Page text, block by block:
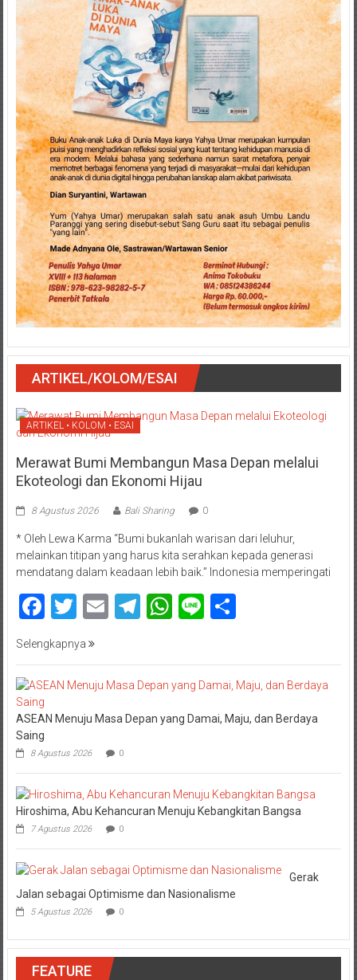
ARTIKEL/KOLOM/ESAI
ARTIKEL • KOLOM • ESAI
Merawat Bumi Membangun Masa Depan melalui
Ekoteologi dan Ekonomi Hijau
8 Agustus 2026 Bali Sharing 0
* Oleh Lewa Karma “Bumi bukanlah warisan dari leluhur,
melainkan titipan yang harus kita serahkan kepada generasi
mendatang dalam keadaan lebih baik.” Indonesia memperingati
Facebook
Twitter
EmailTelegram
WhatsApp
LineShare
Selengkapnya
ASEAN Menuju Masa Depan yang Damai, Maju, dan Berdaya
Saing
8 Agustus 2026 0
Hiroshima, Abu Kehancuran Menuju Kebangkitan Bangsa
7 Agustus 2026 0
Gerak
Jalan sebagai Optimisme dan Nasionalisme
5 Agustus 2026 0
FEATURE